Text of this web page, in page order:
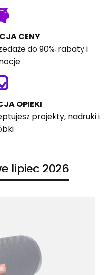
CENY
do 90%, rabaty i
OPIEKI
projekty, nadruki i
lipiec 2026